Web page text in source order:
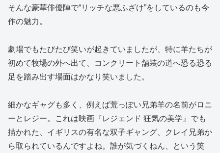
そんな豪華俳優陣で“リッチな悪ふざけ”をしているのも今
作の魅力。
劇場でもたびたび笑いが起きていましたが、特に羊たちが
初めて牧場の外へ出て、コンクリート舗装の道へ恐る恐る
足を踏み出す場面はかなり笑いました。
細かなギャグも多く、例えば荒っぽい兄弟羊の名前がロニ
ーとレジー。これは映画『レジェンド 狂気の美学』でも
描かれた、イギリスの有名な双子ギャング、クレイ兄弟か
ら取られているんですよね。誰が気づくねん、という笑